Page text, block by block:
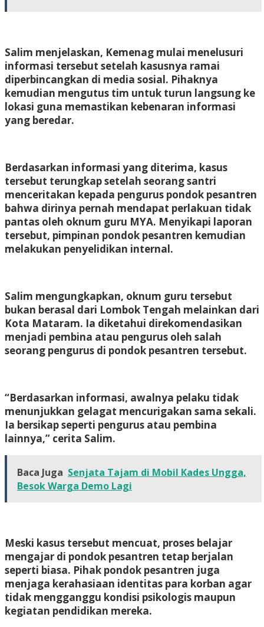
Salim menjelaskan, Kemenag mulai menelusuri
informasi tersebut setelah kasusnya ramai
diperbincangkan di media sosial. Pihaknya
kemudian mengutus tim untuk turun langsung ke
lokasi guna memastikan kebenaran informasi
yang beredar.
Berdasarkan informasi yang diterima, kasus
tersebut terungkap setelah seorang santri
menceritakan kepada pengurus pondok pesantren
bahwa dirinya pernah mendapat perlakuan tidak
pantas oleh oknum guru MYA. Menyikapi laporan
tersebut, pimpinan pondok pesantren kemudian
melakukan penyelidikan internal.
Salim mengungkapkan, oknum guru tersebut
bukan berasal dari Lombok Tengah melainkan dari
Kota Mataram. Ia diketahui direkomendasikan
menjadi pembina atau pengurus oleh salah
seorang pengurus di pondok pesantren tersebut.
“Berdasarkan informasi, awalnya pelaku tidak
menunjukkan gelagat mencurigakan sama sekali.
Ia bersikap seperti pengurus atau pembina
lainnya,” cerita Salim.
Baca Juga Senjata Tajam di Mobil Kades Ungga,
Besok Warga Demo Lagi
Meski kasus tersebut mencuat, proses belajar
mengajar di pondok pesantren tetap berjalan
seperti biasa. Pihak pondok pesantren juga
menjaga kerahasiaan identitas para korban agar
tidak mengganggu kondisi psikologis maupun
kegiatan pendidikan mereka.